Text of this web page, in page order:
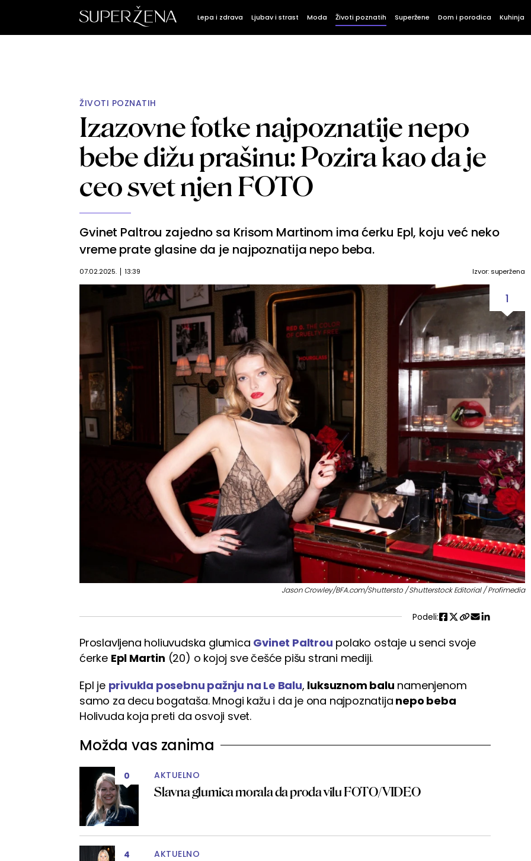
Lepa i zdrava Ljubav i strast Moda Životi poznatih Superžene Dom i porodica Kuhinja
ŽIVOTI POZNATIH
Izazovne fotke najpoznatije nepo
bebe dižu prašinu: Pozira kao da je
ceo svet njen FOTO
Gvinet Paltrou zajedno sa Krisom Martinom ima ćerku Epl, koju već neko
vreme prate glasine da je najpoznatija nepo beba.
07.02.2025. 13:39 Izvor: superžena
1
Jason Crowley/BFA.com/Shuttersto / Shutterstock Editorial / Profimedia
Podeli:
Proslavljena holiuvudska glumica Gvinet Paltrou polako ostaje u senci svoje
ćerke Epl Martin (20) o kojoj sve češće pišu strani mediji.
Epl je privukla posebnu pažnju na Le Balu, luksuznom balu namenjenom
samo za decu bogataša. Mnogi kažu i da je ona najpoznatija nepo beba
Holivuda koja preti da osvoji svet.
Možda vas zanima
0 AKTUELNO
Slavna glumica morala da proda vilu FOTO/VIDEO
4 AKTUELNO